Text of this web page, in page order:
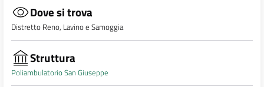
Dove si trova
Distretto Reno, Lavino e Samoggia
Struttura
Poliambulatorio San Giuseppe